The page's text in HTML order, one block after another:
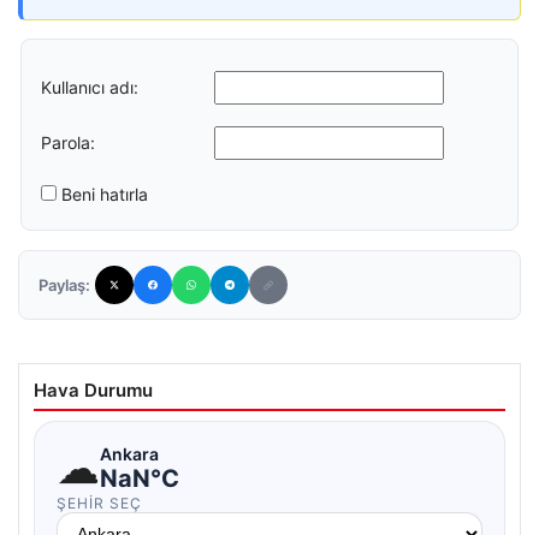
Kullanıcı adı:
Parola:
Beni hatırla
Paylaş:
Hava Durumu
☁Ankara
NaN°C
ŞEHIR SEÇ